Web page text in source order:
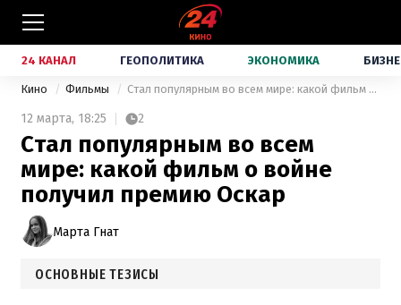
24 КАНАЛ ГЕОПОЛИТИКА ЭКОНОМИКА
Кино Фильмы Стал популярным во всем мире: какой фильм о войне получил премию Оскар
12 марта, 18:25 2
Стал популярным во всем
мире: какой фильм о войне
получил премию Оскар
Марта Гнат
ОСНОВНЫЕ ТЕЗИСЫ